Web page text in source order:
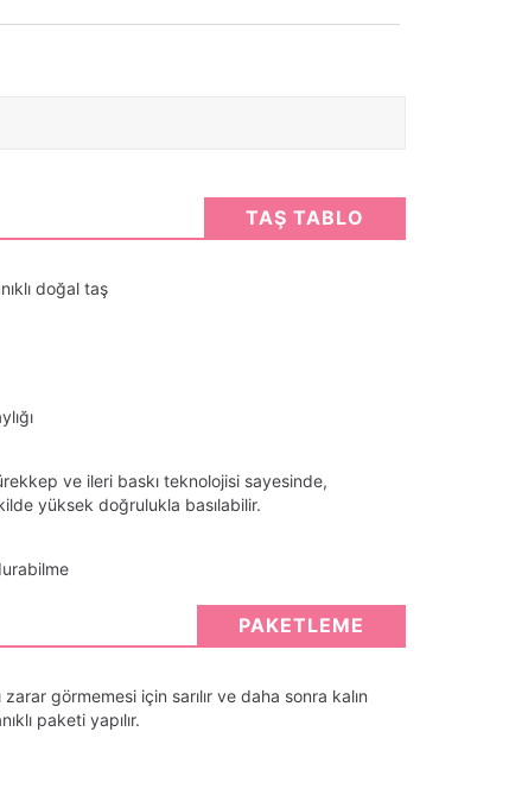
TAŞ TABLO
doğal taş
ve ileri baskı teknolojisi sayesinde,
yüksek doğrulukla basılabilir.
PAKETLEME
görmemesi için sarılır ve daha sonra kalın
paketi yapılır.